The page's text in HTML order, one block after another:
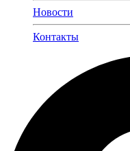
Новости
Контакты